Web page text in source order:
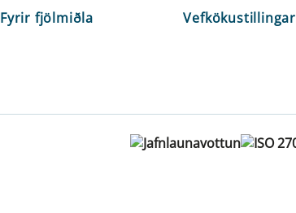
Fyrir fjölmiðla
Vefkökustillingar